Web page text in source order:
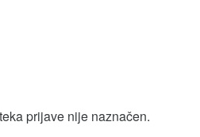
prijave nije naznačen.